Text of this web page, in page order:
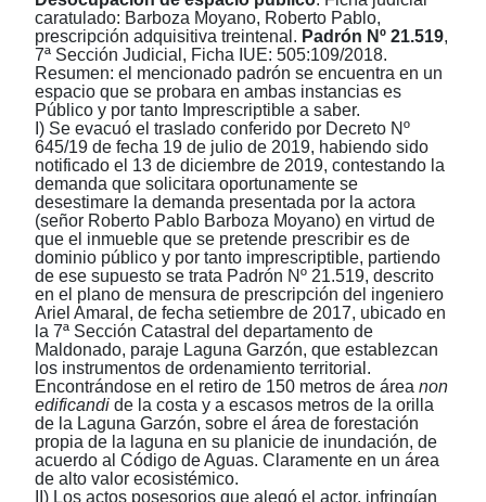
caratulado: Barboza Moyano, Roberto Pablo,
prescripción adquisitiva treintenal. Padrón Nº 21.519,
7ª Sección Judicial, Ficha IUE: 505:109/2018.
Resumen: el mencionado padrón se encuentra en un
espacio que se probara en ambas instancias es
Público y por tanto Imprescriptible a saber.
I) Se evacuó el traslado conferido por Decreto Nº
645/19 de fecha 19 de julio de 2019, habiendo sido
notificado el 13 de diciembre de 2019, contestando la
demanda que solicitara oportunamente se
desestimare la demanda presentada por la actora
(señor Roberto Pablo Barboza Moyano) en virtud de
que el inmueble que se pretende prescribir es de
dominio público y por tanto imprescriptible, partiendo
de ese supuesto se trata Padrón Nº 21.519, descrito
en el plano de mensura de prescripción del ingeniero
Ariel Amaral, de fecha setiembre de 2017, ubicado en
la 7ª Sección Catastral del departamento de
Maldonado, paraje Laguna Garzón, que establezcan
los instrumentos de ordenamiento territorial.
Encontrándose en el retiro de 150 metros de área non
edificandi de la costa y a escasos metros de la orilla
de la Laguna Garzón, sobre el área de forestación
propia de la laguna en su planicie de inundación, de
acuerdo al Código de Aguas. Claramente en un área
de alto valor ecosistémico.
II) Los actos posesorios que alegó el actor, infringían